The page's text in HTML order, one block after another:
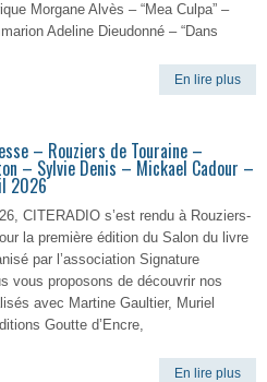
Morgane Alvès – “Mea Culpa” –
Adeline Dieudonné – “Dans
En lire plus
– Rouziers de Touraine –
– Sylvie Denis – Mickael Cadour –
2026
CITERADIO s’est rendu à Rouziers-
la première édition du Salon du livre
par l’association Signature
vous proposons de découvrir nos
avec Martine Gaultier, Muriel
Goutte d’Encre,
En lire plus